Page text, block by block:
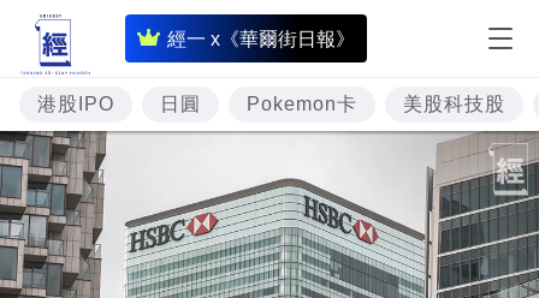
經一 x《華爾街日報》
即
時
財
經
題
投
資
港股IPO 日圓 Pokemon卡 美股科技股